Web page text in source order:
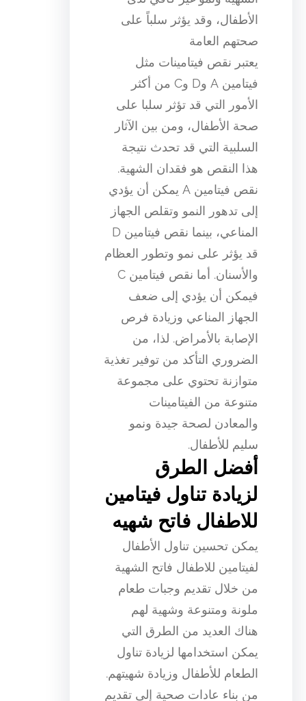
الأطفال، وقد يؤثر سلباً على
صحتهم العامة
يعتبر نقص فيتامينات مثل
فيتامين A وD وC من أكثر
الأمور التي قد تؤثر سلبا على
صحة الأطفال، ومن بين الآثار
السلبية التي قد تحدث نتيجة
هذا النقص هو فقدان الشهية.
نقص فيتامين A يمكن أن يؤدي
إلى تدهور النمو وتقلص الجهاز
المناعي، بينما نقص فيتامين D
قد يؤثر على نمو وتطور العظام
والأسنان. أما نقص فيتامين C
فيمكن أن يؤدي إلى ضعف
الجهاز المناعي وزيادة فرص
الإصابة بالأمراض. لذا، من
الضروري التأكد من توفير تغذية
متوازنة تحتوي على مجموعة
متنوعة من الفيتامينات
والمعادن لصحة جيدة ونمو
سليم للأطفال.
أفضل الطرق
لزيادة تناول فيتامين
للاطفال فاتح شهيه
يمكن تحسين تناول الأطفال
لفيتامين للاطفال فاتح الشهية
من خلال تقديم وجبات طعام
ملونة ومتنوعة وشهية لهم
هناك العديد من الطرق التي
يمكن استخدامها لزيادة تناول
الطعام للأطفال وزيادة شهيتهم.
من بناء عادات صحية إلى تقديم